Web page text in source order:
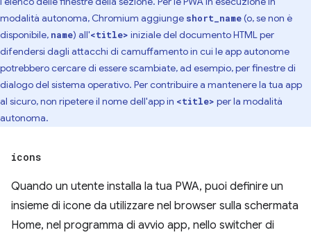
modalità autonoma, Chromium aggiunge short_name(o, se non è
disponibile, name) all'<title> iniziale del documento HTML per
difendersi dagli attacchi di camuffamento in cui le app autonome
potrebbero cercare di essere scambiate, ad esempio, per finestre di
dialogo del sistema operativo. Per contribuire a mantenere la tua app
al sicuro, non ripetere il nome dell'app in <title> per la modalità
autonoma.
icons
Quando un utente installa la tua PWA, puoi definire un
insieme di icone da utilizzare nel browser sulla schermata
Home, nel programma di avvio app, nello switcher di